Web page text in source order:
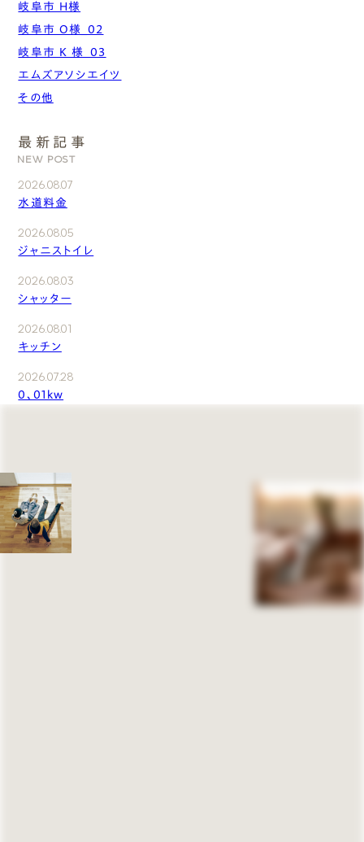
岐阜市 H様
岐阜市 O様_02
岐阜市 K 様_03
エムズアソシエイツ
その他
最新記事
NEW POST
2026.08.07
水道料金
2026.08.05
ジャニストイレ
2026.08.03
シャッター
2026.08.01
キッチン
2026.07.28
0、01kw